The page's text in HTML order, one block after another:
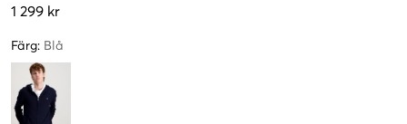
1 299 kr
Färg: Blå